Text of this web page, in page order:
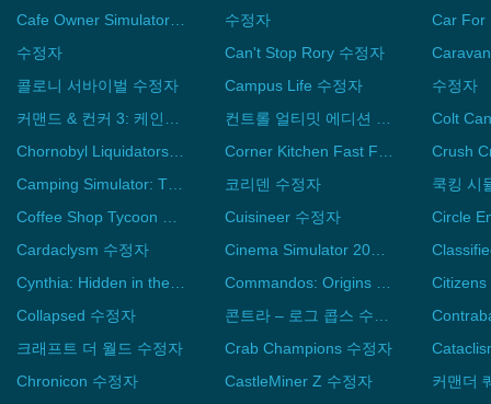
Cafe Owner Simulator 수정자
수정자
수정자
Can't Stop Rory 수정자
콜로니 서바이벌 수정자
Campus Life 수정자
수정자
커맨드 & 컨커 3: 케인의 분노 수정자
컨트롤 얼티밋 에디션 수정자
Colt
Chornobyl Liquidators 수정자
Corner Kitchen Fast Food Simulator 수정자
Crush
Camping Simulator: The Squad 수정자
코리덴 수정자
쿡킹 시
Coffee Shop Tycoon 수정자
Cuisineer 수정자
Cardaclysm 수정자
Cinema Simulator 2025 수정자
Cynthia: Hidden in the Moonshadow 수정자
Commandos: Origins 수정자
Collapsed 수정자
콘트라 – 로그 콥스 수정자
크래프트 더 월드 수정자
Crab Champions 수정자
Chronicon 수정자
CastleMiner Z 수정자
커맨더